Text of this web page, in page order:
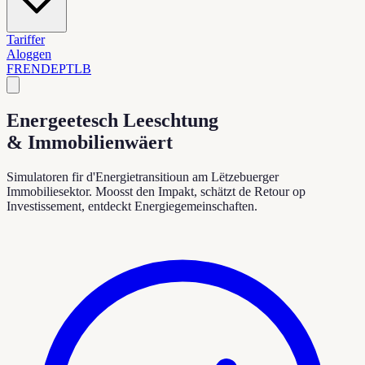
Tariffer
Aloggen
FRENDEPTLB
Energeetesch Leeschtung
& Immobilienwäert
Simulatoren fir d'Energietransitioun am Lëtzebuerger
Immobiliesektor. Moosst den Impakt, schätzt de Retour op
Investissement, entdeckt Energiegemeinschaften.